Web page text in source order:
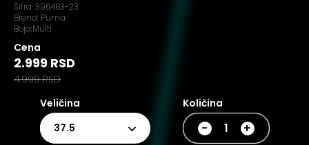
Šifra:396463-23
Brend: Puma
Boja:Multi
Cena
2.999 RSD
4.999 RSD
Veličina
37.5
Količina
- +